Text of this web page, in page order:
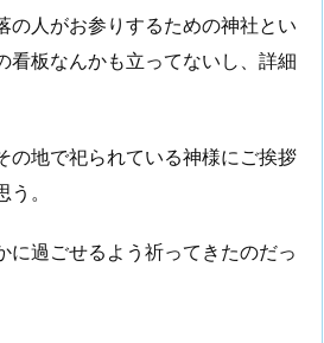
の人がお参りするための神社とい
看板なんかも立ってないし、詳細
の地で祀られている神様にご挨拶
。
に過ごせるよう祈ってきたのだっ